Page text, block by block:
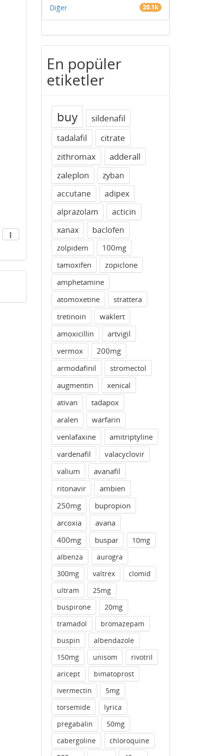
Diğer 20.1k
En popüler
etiketler
buy
sildenafil
tadalafil
citrate
zithromax
adderall
zaleplon
zyban
accutane
adipex
alprazolam
acticin
xanax
baclofen
zolpidem
100mg
tamoxifen
zopiclone
amphetamine
atomoxetine
strattera
tretinoin
waklert
amoxicillin
artvigil
vermox
200mg
armodafinil
stromectol
augmentin
xenical
ativan
tadapox
aralen
warfarin
venlafaxine
amitriptyline
vardenafil
valacyclovir
valium
avanafil
ritonavir
ambien
250mg
bupropion
arcoxia
avana
400mg
buspar
10mg
albenza
aurogra
300mg
valtrex
clomid
ultram
25mg
buspirone
20mg
tramadol
bromazepam
buspin
albendazole
150mg
unisom
rivotril
aricept
bimatoprost
ivermectin
5mg
torsemide
lyrica
pregabalin
50mg
cabergoline
chloroquine